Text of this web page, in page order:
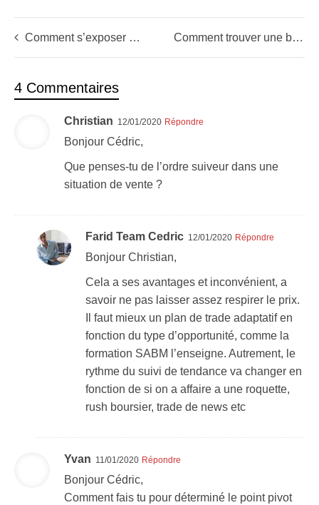
Comment s’exposer aux accidents positifs de richesse en bourse (Cours 4/6) Comment trouver une bonne opportunité en bourse (Cours 3/6)
4 Commentaires
Christian 12/01/2020 Répondre
Bonjour Cédric,
Que penses-tu de l’ordre suiveur dans une
situation de vente ?
Farid Team Cedric 12/01/2020 Répondre
Bonjour Christian,
Cela a ses avantages et inconvénient, a
savoir ne pas laisser assez respirer le prix.
Il faut mieux un plan de trade adaptatif en
fonction du type d’opportunité, comme la
formation SABM l’enseigne. Autrement, le
rythme du suivi de tendance va changer en
fonction de si on a affaire a une roquette,
rush boursier, trade de news etc
Yvan 11/01/2020 Répondre
Bonjour Cédric,
Comment fais tu pour déterminé le point pivot